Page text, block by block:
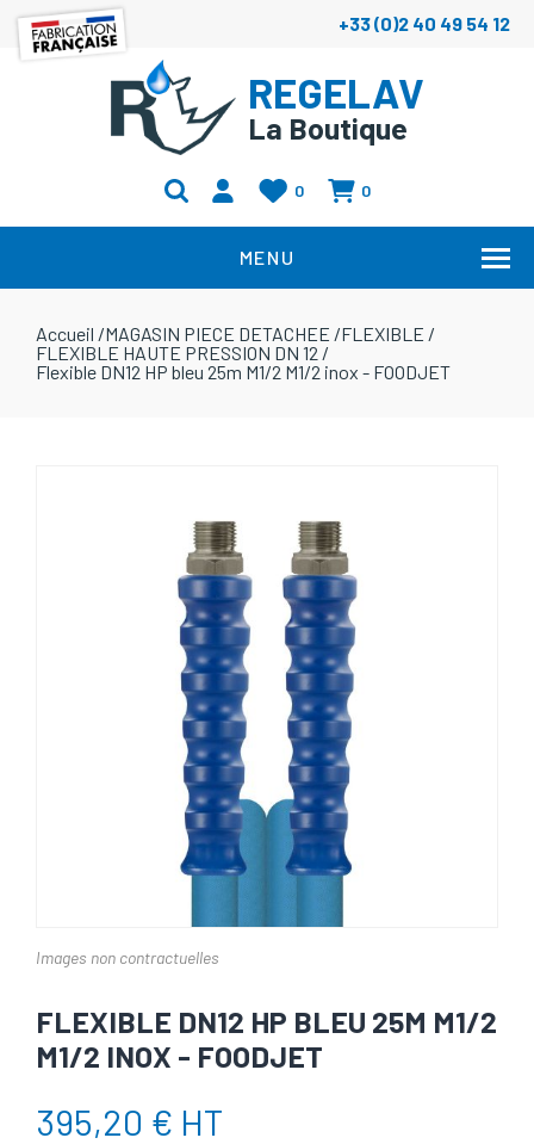
+33 (0)2 40 49 54 12
REGELAV
La Boutique
0 0
MENU
Accueil /MAGASIN PIECE DETACHEE /FLEXIBLE /
FLEXIBLE HAUTE PRESSION DN 12 /
Flexible DN12 HP bleu 25m M1/2 M1/2 inox - FOODJET
Images non contractuelles
FLEXIBLE DN12 HP BLEU 25M M1/2
M1/2 INOX - FOODJET
395,20 € HT